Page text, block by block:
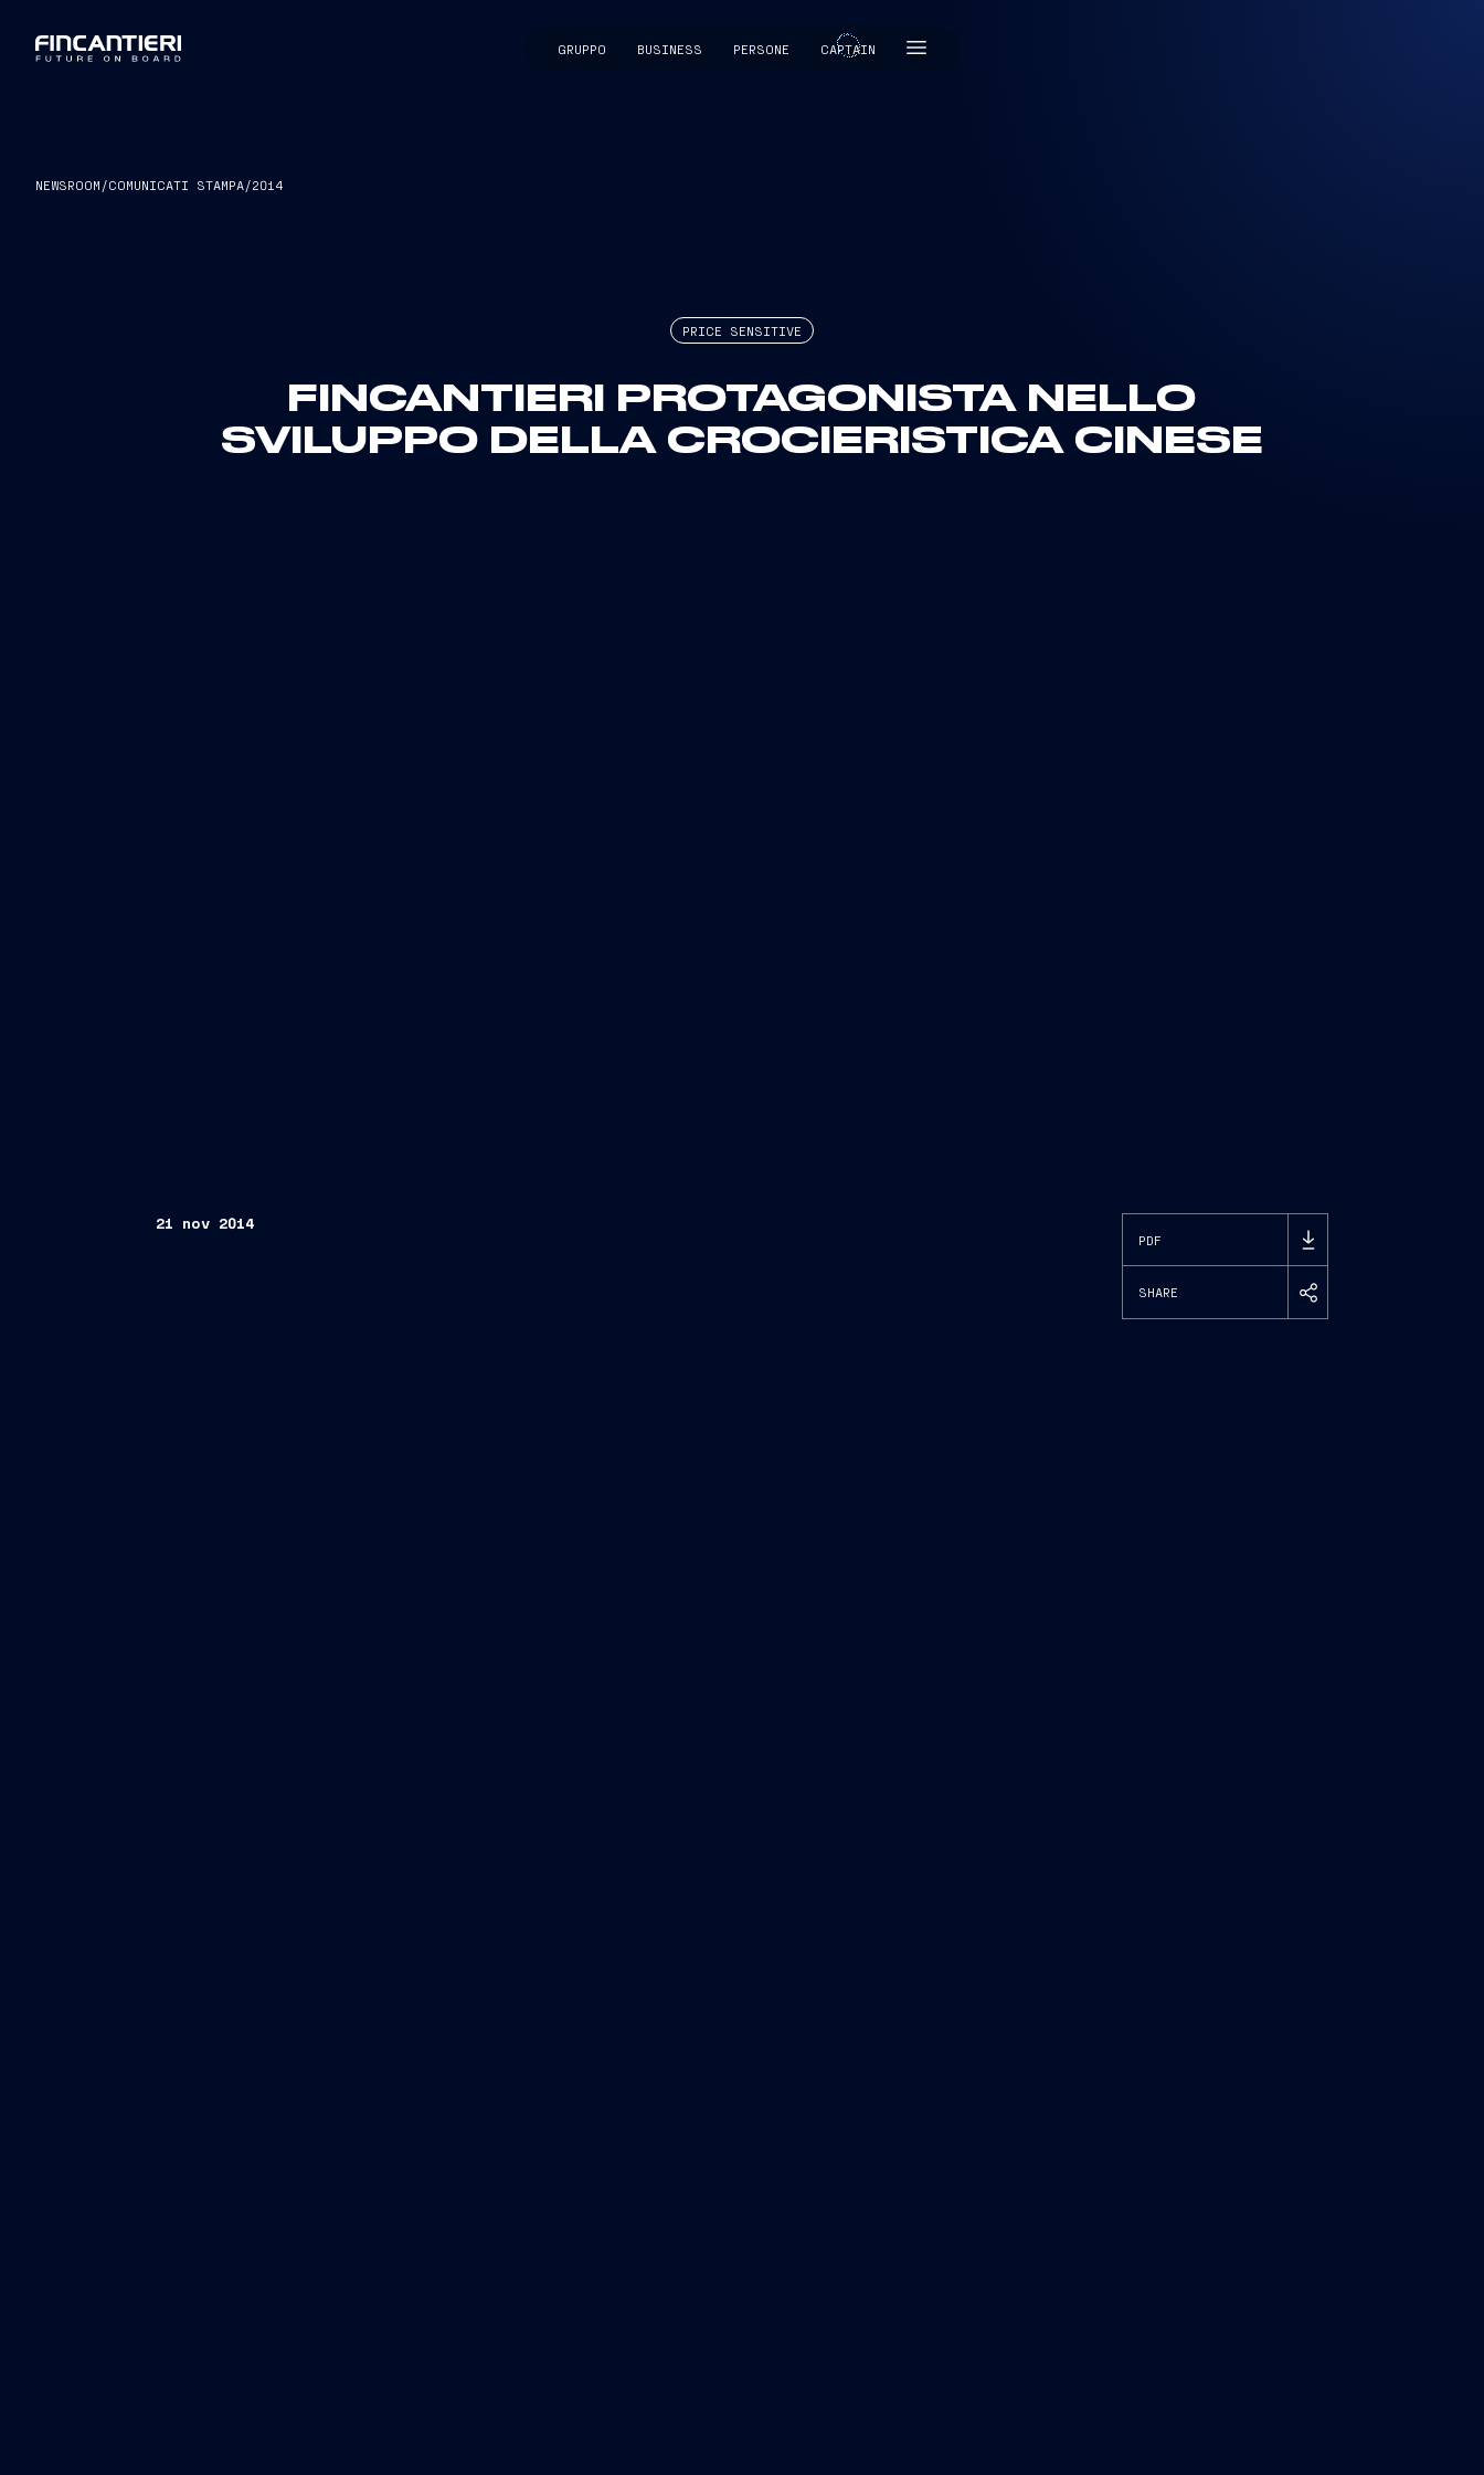
GRUPPO BUSINESS PERSONE CAPTAIN
CAPTAIN
NEWSROOM /COMUNICATI STAMPA/2014
PRICE SENSITIVE
FINCANTIERI PROTAGONISTA NELLO
SVILUPPO DELLA CROCIERISTICA CINESE
21 nov 2014
PDF
SHARE